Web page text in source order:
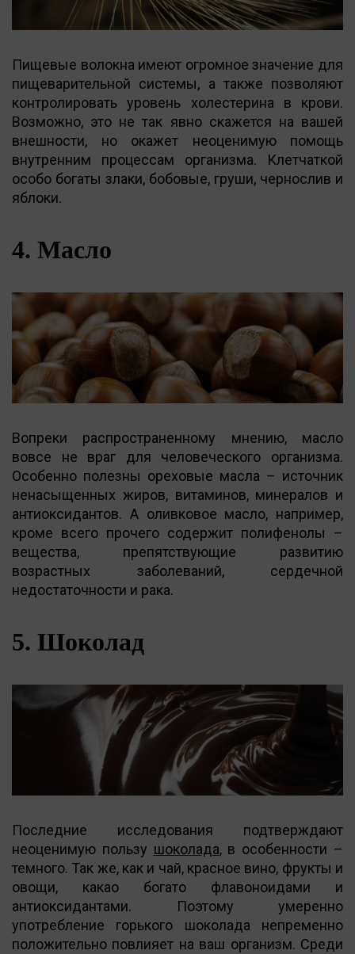
Пищевые волокна имеют огромное значение для
пищеварительной системы, а также позволяют
контролировать уровень холестерина в крови.
Возможно, это не так явно скажется на вашей
внешности, но окажет неоценимую помощь
внутренним процессам организма. Клетчаткой
особо богаты злаки, бобовые, груши, чернослив и
яблоки.
4. Масло
Вопреки распространенному мнению, масло
вовсе не враг для человеческого организма.
Особенно полезны ореховые масла – источник
ненасыщенных жиров, витаминов, минералов и
антиоксидантов. А оливковое масло, например,
кроме всего прочего содержит полифенолы –
вещества, препятствующие развитию
возрастных заболеваний, сердечной
недостаточности и рака.
5. Шоколад
Последние исследования подтверждают
неоценимую пользу шоколада, в особенности –
темного. Так же, как и чай, красное вино, фрукты и
овощи, какао богато флавоноидами и
антиоксидантами. Поэтому умеренно
употребление горького шоколада непременно
положительно повлияет на ваш организм. Среди